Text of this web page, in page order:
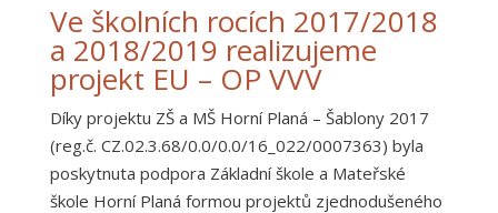
Ve školních rocích 2017/2018
a 2018/2019 realizujeme
projekt EU – OP VVV
Díky projektu ZŠ a MŠ Horní Planá – Šablony 2017
(reg.č. CZ.02.3.68/0.0/0.0/16_022/0007363) byla
poskytnuta podpora Základní škole a Mateřské
škole Horní Planá formou projektů zjednodušeného